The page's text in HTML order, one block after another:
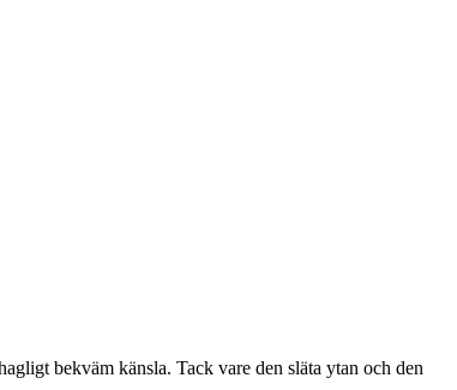
bekväm känsla. Tack vare den släta ytan och den